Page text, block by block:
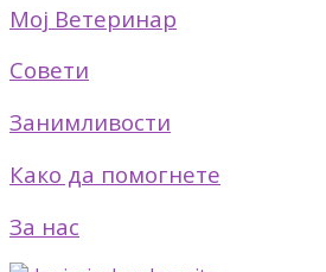
Мој Ветеринар
Совети
Занимливости
Како да помогнете
За нас